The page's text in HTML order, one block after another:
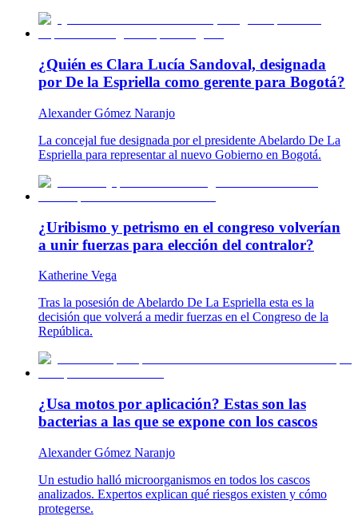
¿Quién es Clara Lucía Sandoval, designada
por De la Espriella como gerente para Bogotá?
Alexander Gómez Naranjo
La concejal fue designada por el presidente Abelardo De La
Espriella para representar al nuevo Gobierno en Bogotá.
¿Uribismo y petrismo en el congreso volverían
a unir fuerzas para elección del contralor?
Katherine Vega
Tras la posesión de Abelardo De La Espriella esta es la
decisión que volverá a medir fuerzas en el Congreso de la
República.
¿Usa motos por aplicación? Estas son las
bacterias a las que se expone con los cascos
Alexander Gómez Naranjo
Un estudio halló microorganismos en todos los cascos
analizados. Expertos explican qué riesgos existen y cómo
protegerse.